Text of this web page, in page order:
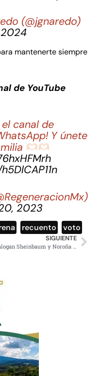
(@jgnaredo)
mantenerte siempre
de YouTube
el canal de
Y únete
2023
recuento voto
SIGUIENTE